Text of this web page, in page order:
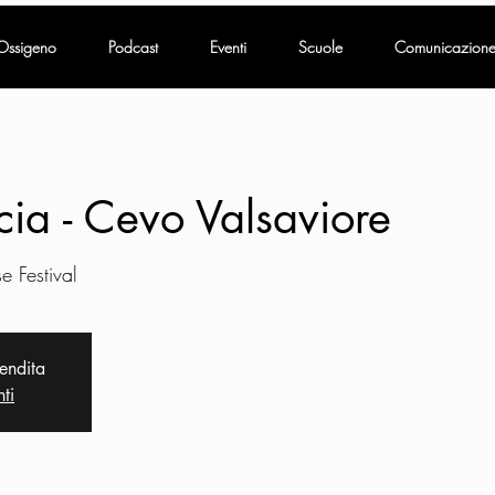
Podcast Eventi Scuole Comunicazione
- Cevo Valsaviore
Festival